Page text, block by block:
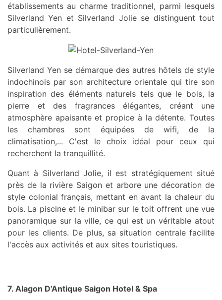
établissements au charme traditionnel, parmi lesquels
Silverland Yen et Silverland Jolie se distinguent tout
particulièrement.
Silverland Yen se démarque des autres hôtels de style
indochinois par son architecture orientale qui tire son
inspiration des éléments naturels tels que le bois, la
pierre et des fragrances élégantes, créant une
atmosphère apaisante et propice à la détente. Toutes
les chambres sont équipées de wifi, de la
climatisation,... C'est le choix idéal pour ceux qui
recherchent la tranquillité.
Quant à Silverland Jolie, il est stratégiquement situé
près de la rivière Saigon et arbore une décoration de
style colonial français, mettant en avant la chaleur du
bois. La piscine et le minibar sur le toit offrent une vue
panoramique sur la ville, ce qui est un véritable atout
pour les clients. De plus, sa situation centrale facilite
l'accès aux activités et aux sites touristiques.
7. Alagon D’Antique Saigon Hotel & Spa